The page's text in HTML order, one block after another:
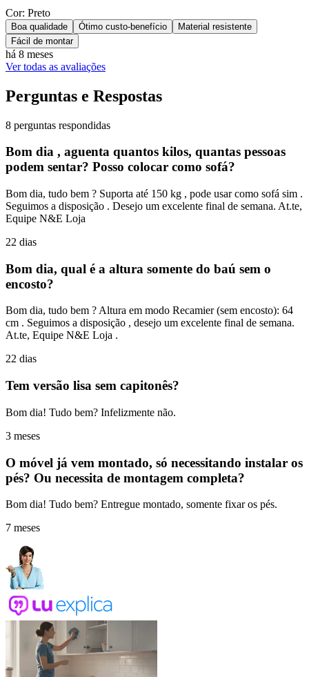
Cor: Preto
Boa qualidade Ótimo custo-benefício
Material resistente
Fácil de montar
há 8 meses
Ver todas as avaliações
Perguntas e Respostas
8 perguntas respondidas
Bom dia , aguenta quantos kilos, quantas pessoas
podem sentar? Posso colocar como sofá?
Bom dia, tudo bem ? Suporta até 150 kg , pode usar como sofá sim .
Seguimos a disposição . Desejo um excelente final de semana. At.te,
Equipe N&E Loja
22 dias
Bom dia, qual é a altura somente do baú sem o
encosto?
Bom dia, tudo bem ? Altura em modo Recamier (sem encosto): 64
cm . Seguimos a disposição , desejo um excelente final de semana.
At.te, Equipe N&E Loja .
22 dias
Tem versão lisa sem capitonês?
Bom dia! Tudo bem? Infelizmente não.
3 meses
O móvel já vem montado, só necessitando instalar os
pés? Ou necessita de montagem completa?
Bom dia! Tudo bem? Entregue montado, somente fixar os pés.
7 meses